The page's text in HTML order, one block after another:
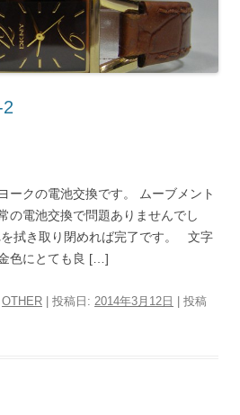
ークの電池交換です。 ムーブメント
の電池交換で問題ありませんでし
拭き取り閉めれば完了です。 文字
色にとても良 […]
OTHER | 投稿日: 2014年3月12日
投稿